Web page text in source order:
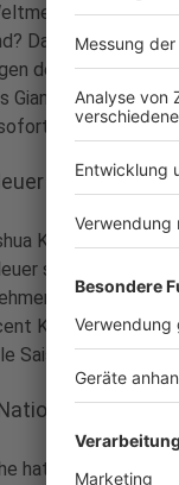
Spanien,
Das ist undenkbar.
den
Gianni Infantino ist
gibt den
Kimmich und
sind im Training
vergrößern
Kompany. Auf
Saison zu.
hat die Squadra